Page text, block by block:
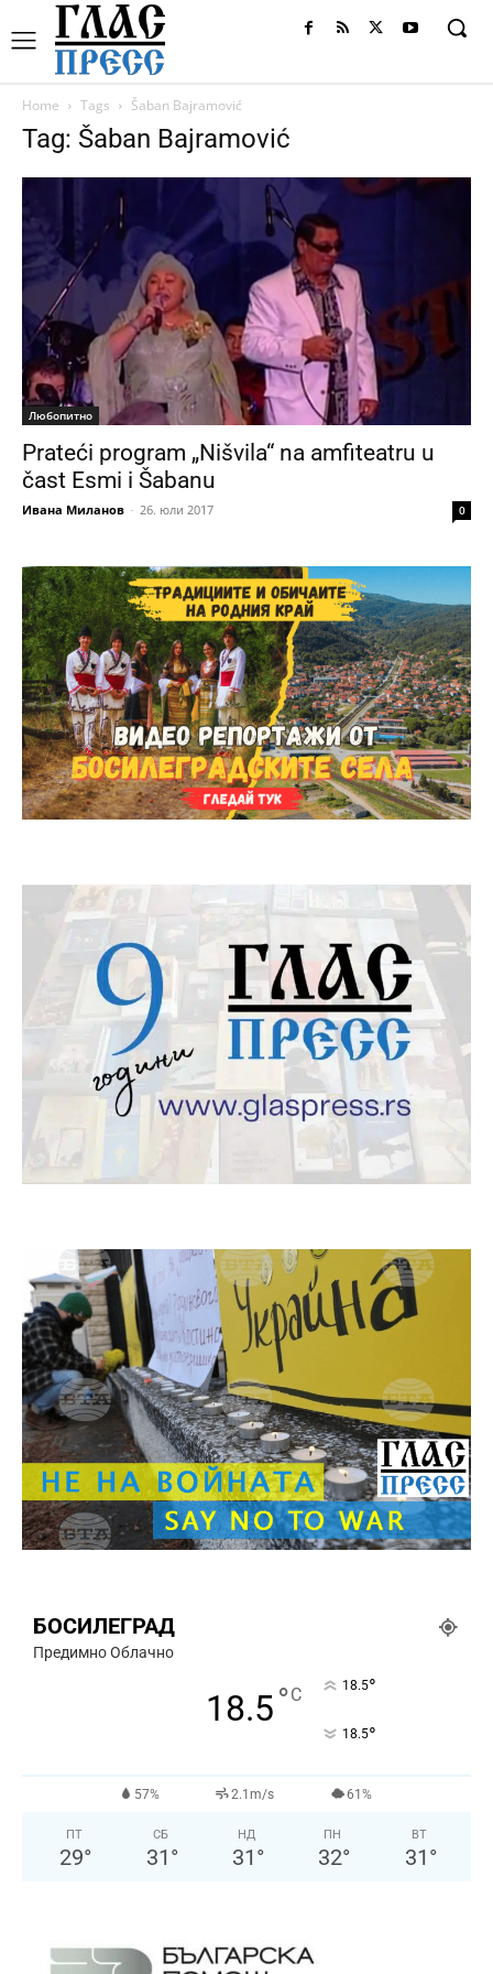
Home Tags Šaban Bajramović
Tag: Šaban Bajramović
Любопитно
Prateći program „Nišvila“ na amfiteatru u
čast Esmi i Šabanu
Ивана Миланов - 26. юли 2017 0
БОСИЛЕГРАД
Предимно Облачно
18.5°C 18.5°
18.5°
57% 2.1m/s 61%
ПТ
29°
СБ
31 °
НД
31 °
ПН
32°
ВТ
31 °